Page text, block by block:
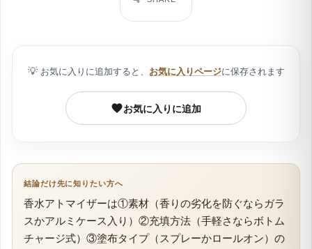
💡 お気に入りに追加すると、 お気に入りページに保存されます
お気に入りに追加
結論だけ先に知りたい方へ
香水アトマイザーは①素材（香りの劣化を防ぐならガラ
スかアルミケース入り）②充填方法（手軽さならボトム
チャージ式）③塗布タイプ（スプレーかロールオン）の